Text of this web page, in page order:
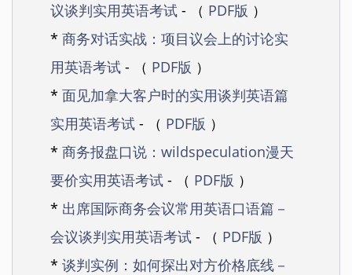
议谈判实用英语考试 - （ PDF版 ）
* 商务对话实战：项目议会上的讨论实
用英语考试 - （ PDF版 ）
* 面见加拿大客户时的实用谈判英语篇
实用英语考试 - （ PDF版 ）
* 商务报盘口说：wildspeculation漫天
要价实用英语考试 - （ PDF版 ）
* 出席国际商务会议常用英语口语篇－
会议谈判实用英语考试 - （ PDF版 ）
* 谈判实例：如何探出对方价格底线－